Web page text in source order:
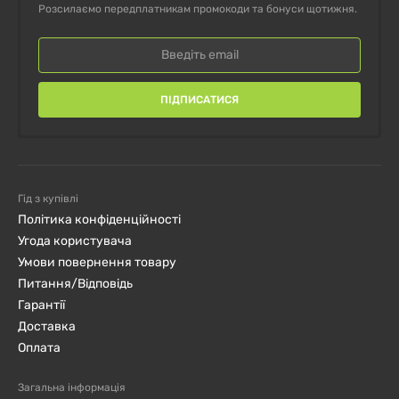
Triple Strength Resveratrol 225 мг Solaray,
60 капсул
Розсилаємо передплатникам промокоди та бонуси щотижня.
ПІДПИСАТИСЯ
Гід з купівлі
Політика конфіденційності
Угода користувача
Умови повернення товару
Питання/Відповідь
Гарантії
Доставка
Оплата
Загальна інформація